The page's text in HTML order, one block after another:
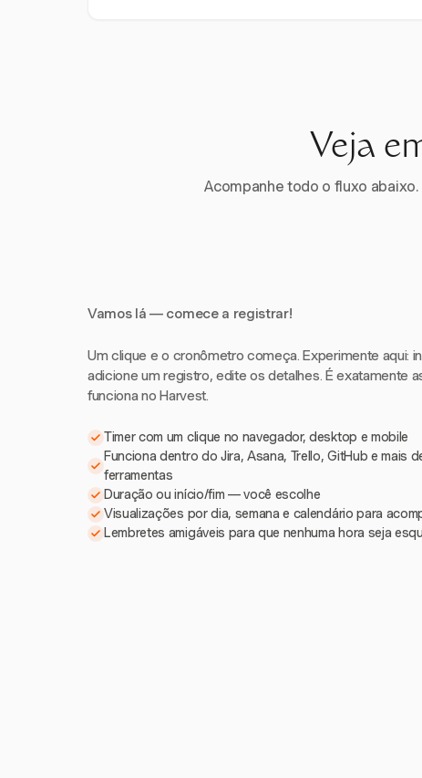
Veja
Acompanhe todo o fluxo
Vamos lá — comece a registrar!
Um clique e o cronômetro começa. Experimente aqui:
adicione um registro, edite os detalhes. É exatamente
funciona no Harvest.
Timer com um clique no navegador, desktop e mobile
Funciona dentro do Jira, Asana, Trello, GitHub e mais
ferramentas
Duração ou início/fim — você escolhe
Visualizações por dia, semana e calendário para
Lembretes amigáveis para que nenhuma hora seja